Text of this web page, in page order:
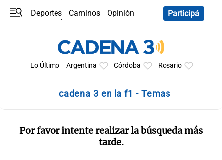
Deportes Caminos
Opinión
Participá
Lo Último Argentina Córdoba Rosario
cadena 3 en la f1 - Temas
Por favor intente realizar la búsqueda más
tarde.